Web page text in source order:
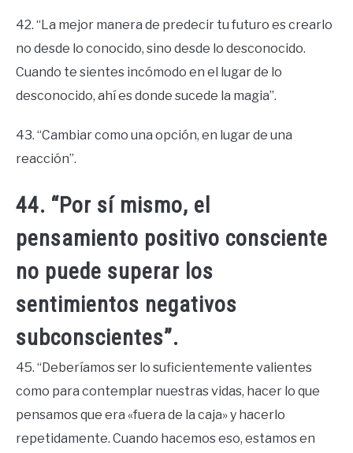
42. “La mejor manera de predecir tu futuro es crearlo
no desde lo conocido, sino desde lo desconocido.
Cuando te sientes incómodo en el lugar de lo
desconocido, ahí es donde sucede la magia”.
43. “Cambiar como una opción, en lugar de una
reacción”.
44. “Por sí mismo, el
pensamiento positivo consciente
no puede superar los
sentimientos negativos
subconscientes”.
45. “Deberíamos ser lo suficientemente valientes
como para contemplar nuestras vidas, hacer lo que
pensamos que era «fuera de la caja» y hacerlo
repetidamente. Cuando hacemos eso, estamos en